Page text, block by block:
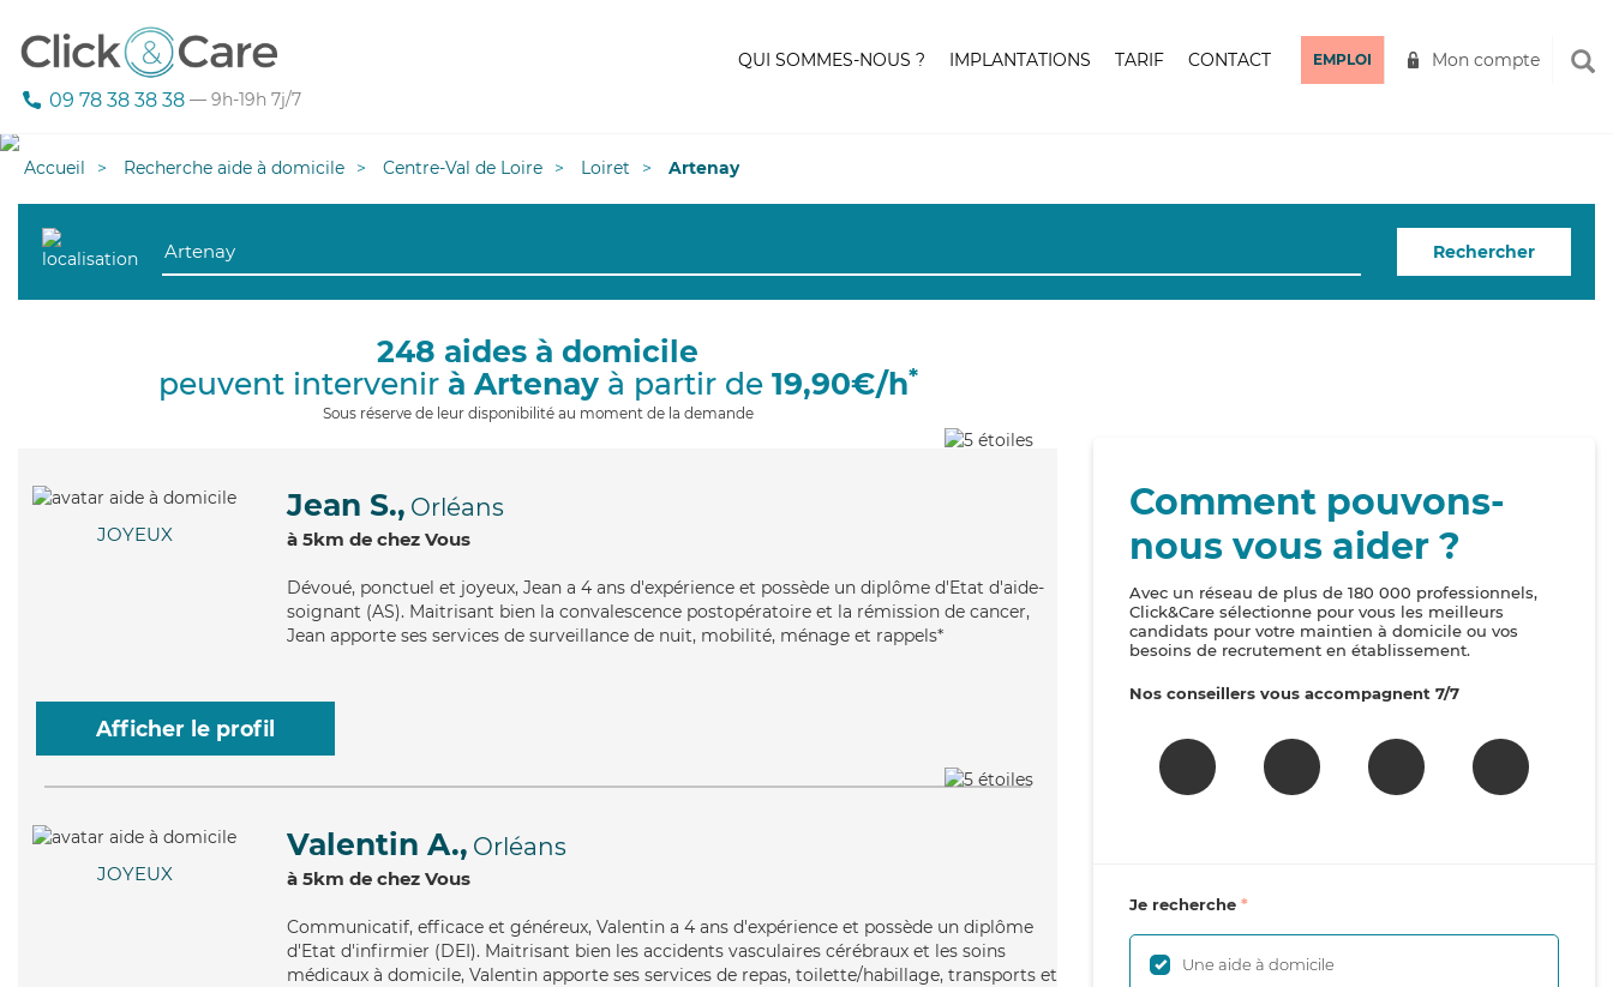
09 78 38 38 38 — 9h-19h 7j/7
QUI SOMMES-NOUS ? IMPLANTATIONS TARIF CONTACT EMPLOI Mon compte
Accueil Recherche aide à domicile Centre-Val de Loire Loiret Artenay
Rechercher
248 aides à domicile
peuvent intervenir à Artenayà partir de 19,90€/h*
Sous réserve de leur disponibilité au moment de la demande
JOYEUX
Jean S., Orléans
à 5km de chez Vous
Dévoué, ponctuel et joyeux, Jean a 4 ans d'expérience et possède un diplôme d'Etat d'aide-
soignant (AS). Maitrisant bien la convalescence postopératoire et la rémission de cancer,
Jean apporte ses services de surveillance de nuit, mobilité, ménage et rappels*
Afficher le profil
JOYEUX
Valentin A., Orléans
à 5km de chez Vous
Communicatif, efficace et généreux, Valentin a 4 ans d'expérience et possède un diplôme
d'Etat d'infirmier (DEI). Maitrisant bien les accidents vasculaires cérébraux et les soins
médicaux à domicile, Valentin apporte ses services de repas, toilette/habillage, transports et
Comment pouvons-
nous vous aider ?
Avec un réseau de plus de 180 000 professionnels,
Click&Care sélectionne pour vous les meilleurs
candidats pour votre maintien à domicile ou vos
besoins de recrutement en établissement.
Nos conseillers vous accompagnent 7/7
Je recherche
Une aide à domicile